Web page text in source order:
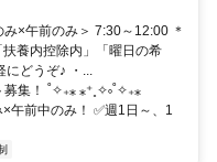
大阪上本町駅」約10分 ＊
」約20分 ーーーーーーーー
×午前のみ＞ 7:30～12:00 ＊
養内控除内」「曜日の希
にどうぞ♪ ・...
集！ ˚✧₊⁎ ⁎⁺˳✧༚˚✧₊⁎
×午前中のみ！ ✅️週1日～、1